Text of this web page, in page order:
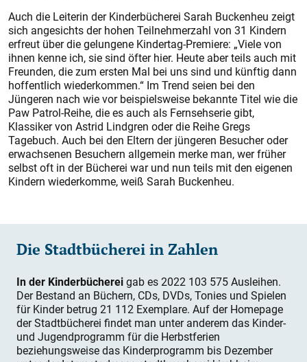
Auch die Leiterin der Kinderbücherei Sarah Buckenheu zeigt
sich angesichts der hohen Teilnehmerzahl von 31 Kindern
erfreut über die gelungene Kindertag-Premiere: „Viele von
ihnen kenne ich, sie sind öfter hier. Heute aber teils auch mit
Freunden, die zum ersten Mal bei uns sind und künftig dann
hoffentlich wiederkommen.“ Im Trend seien bei den
Jüngeren nach wie vor beispielsweise bekannte Titel wie die
Paw Patrol-Reihe, die es auch als Fernsehserie gibt,
Klassiker von Astrid Lindgren oder die Reihe Gregs
Tagebuch. Auch bei den Eltern der jüngeren Besucher oder
erwachsenen Besuchern allgemein merke man, wer früher
selbst oft in der Bücherei war und nun teils mit den eigenen
Kindern wiederkomme, weiß Sarah Buckenheu.
Die Stadtbücherei in Zahlen
In der Kinderbüchereigab es 2022 103 575 Ausleihen.
Der Bestand an Büchern, CDs, DVDs, Tonies und Spielen
für Kinder betrug 21 112 Exemplare. Auf der Homepage
der Stadtbücherei findet man unter anderem das Kinder-
und Jugendprogramm für die Herbstferien
beziehungsweise das Kinderprogramm bis Dezember